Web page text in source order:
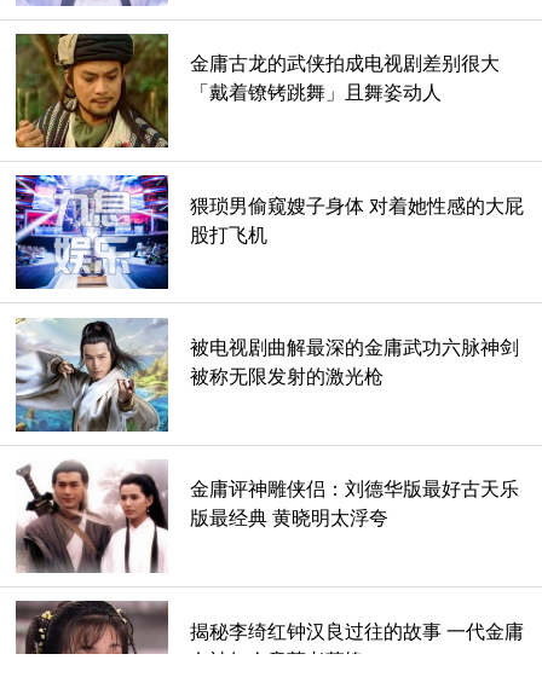
作为几代武侠迷心中不可替代的绝对偶像，金庸一生中创作的
巨著不计其数，让亿万读者和电影电视观众被深深吸引到功夫
武侠的世界中，可以说正是金庸等文坛巨匠的存在，使得中国
武术备受世界的青睐。
作为中国武林的打假第一巨星，39岁的“格斗狂人”徐晓冬在得
知金庸去世的消息后，表达了对前辈的敬意，同时也直言不讳
地指出，现在所谓的各大门派都应该感谢金庸，正是金庸靠小
说的美化，使得外界把这些门派视为高深莫测，把江湖看得神
乎其神，不过随着徐晓冬的成功打假，让人重新对中国武术的
认知有了彻底的反转。
金庸古龙的武侠拍成电视剧差别很大
「戴着镣铐跳舞」且舞姿动人
猥琐男偷窥嫂子身体 对着她性感的大屁
股打飞机
被电视剧曲解最深的金庸武功六脉神剑
被称无限发射的激光枪
金庸评神雕侠侣：刘德华版最好古天乐
版最经典 黄晓明太浮夸
揭秘李绮红钟汉良过往的故事 一代金庸
女神如今竟苍老落魄